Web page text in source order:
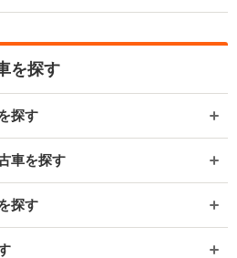
を探す
探す
車を探す
探す